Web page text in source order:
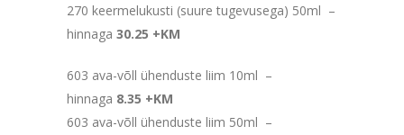
270 keermelukusti (suure tugevusega) 50ml –
hinnaga 30.25 +KM
603 ava-võll ühenduste liim 10ml –
hinnaga 8.35 +KM
603 ava-võll ühenduste liim 50ml –